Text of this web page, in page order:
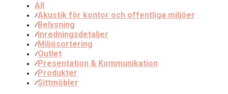
All
⁄Akustik för kontor och offentliga miljöer
⁄Belysning
⁄Inredningsdetaljer
⁄Miljösortering
⁄Outlet
⁄Presentation & Kommunikation
⁄Produkter
⁄Sittmöbler